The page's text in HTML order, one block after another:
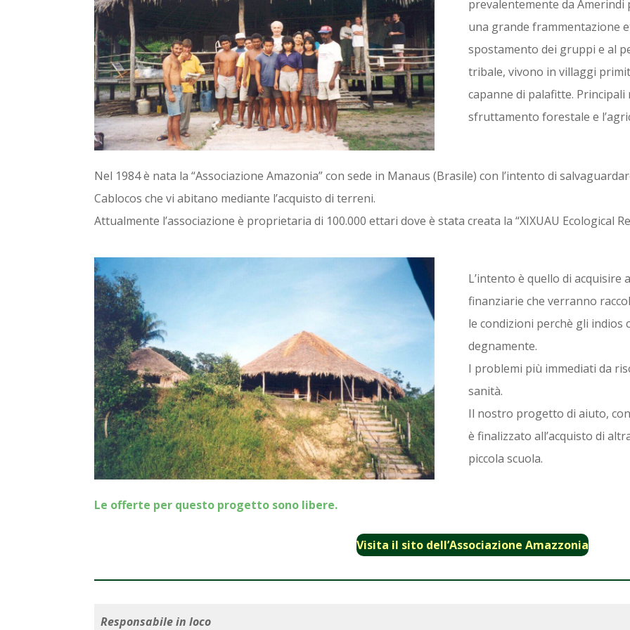
prevalentemente da
una grande frammentazione
spostamento dei gruppi e al
tribale, vivono in villaggi
capanne di palafitte. Principali
sfruttamento forestale e
Nel 1984 è nata la “Associazione Amazonia” con sede in Manaus (Brasile) con l’intento di
Cablocos che vi abitano mediante l’acquisto di terreni.
Attualmente l’associazione è proprietaria di 100.000 ettari dove è stata creata la “XIXUAU Ecological
L’intento è quello di
finanziarie che verranno
le condizioni perchè gli indios
degnamente.
I problemi più immediati da
sanità.
Il nostro progetto di aiuto,
è finalizzato all’acquisto di
piccola scuola.
Le offerte per questo progetto sono libere.
Visita il sito dell’Associazione Amazzonia
Responsabile in loco